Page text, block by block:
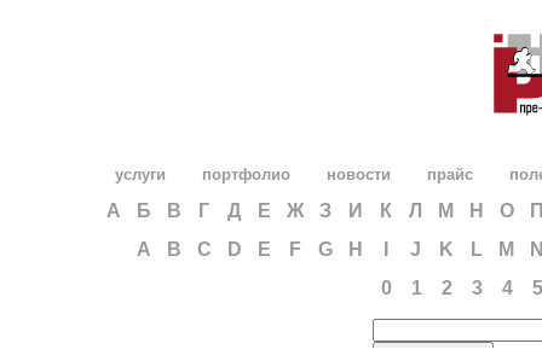
услуги портфолио новости прайс
А Б В Г Д Е Ж З И К Л М Н О
A
B C D E F G H J K L M
0
1 2 3 4 5